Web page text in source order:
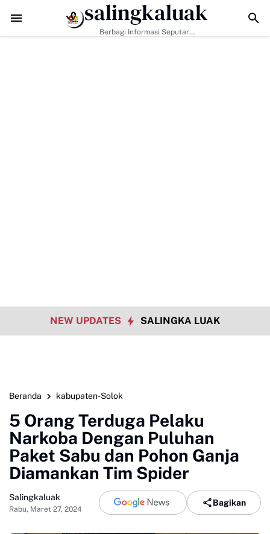
Hanya Tugas Pemerintah, H. Ilson Cong Dorong Keluarga dan
salingkaluak
Berbagi Informasi Seputar
NEW UPDATES SALINGKA LUAK
Beranda kabupaten-Solok
5 Orang Terduga Pelaku
Narkoba Dengan Puluhan
Paket Sabu dan Pohon Ganja
Diamankan Tim Spider
Salingkaluak
Rabu, Maret 27, 2024
Bagikan